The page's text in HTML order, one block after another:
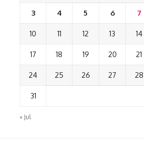
3 4 5 6 7
10 11 12 13 14
17 18 19 20 21
24 25 26 27 28
31
« Jul